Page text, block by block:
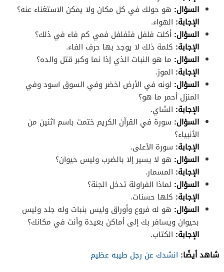
السؤال: هو حولك في كل مكان ولا يمكن الاستغناء عنه؟
الإجابة: الهواء.
السؤال: أكلت فلفل فتفلفل فمي كم فاء في ذلك؟
الإجابة: كلمة ذلك لا يوجد بها حرف الفاء.
السؤال: ما هو النبات الذي إذا نما وكبر قتل والده؟
الإجابة: الموز.
السؤال: لونه في الأرض اخضر وفي السوق اسود وفي
المنزل أحمر ما هو؟
الإجابة: الشاي.
السؤال: سورة في القرآن الكريم ختمت باسم اثنين من
الأنبياء؟
الإجابة: سورة الأعلى.
السؤال: هو لا يسير إلا بالضرب وليس حيوان؟
الإجابة: المسمار.
السؤال: لماذا الفراولة تدخل الجنة؟
الإجابة: كلها حسنات.
السؤال: هو له فروع وأوراق وليس بنبات وله جلد وليس
بحيوان ويسافر بك إلى أماكن بعيدة وأنت في مكانك؟
الإجابة: الكتاب.
شاهد أيضًا: انشدك عن رجل طيبه عظيم